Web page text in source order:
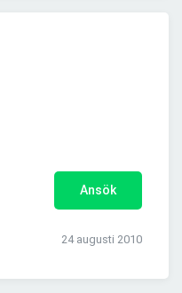
Ansök
24 augusti 2010